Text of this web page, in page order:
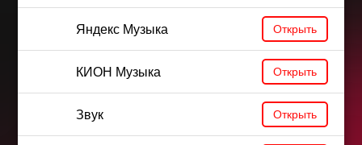
Яндекс Музыка Открыть
КИОН Музыка Открыть
Звук Открыть